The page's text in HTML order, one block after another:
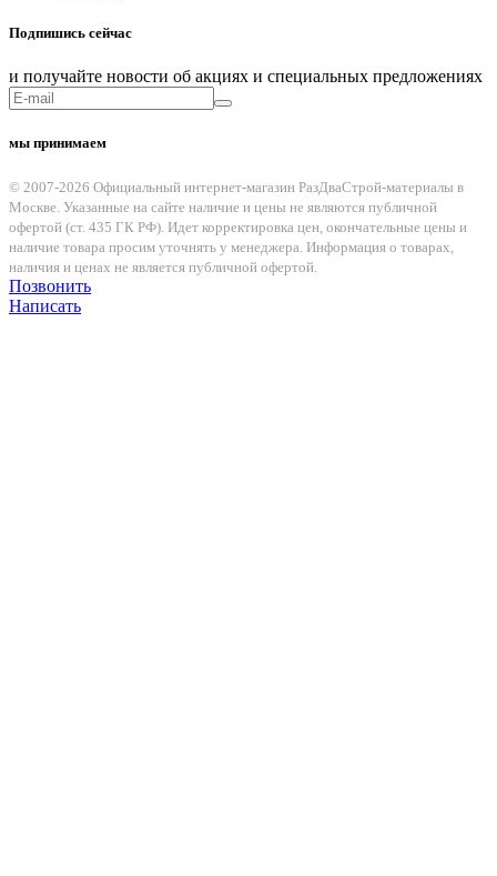
Подпишись сейчас
и получайте новости об акциях и специальных предложениях
мы принимаем
© 2007-2026 Официальный интернет-магазин РазДваСтрой-материалы в
Москве. Указанные на сайте наличие и цены не являются публичной
офертой (ст. 435 ГК РФ). Идет корректировка цен, окончательные цены и
наличие товара просим уточнять у менеджера. Информация о товарах,
наличия и ценах не является публичной офертой.
Позвонить
Написать